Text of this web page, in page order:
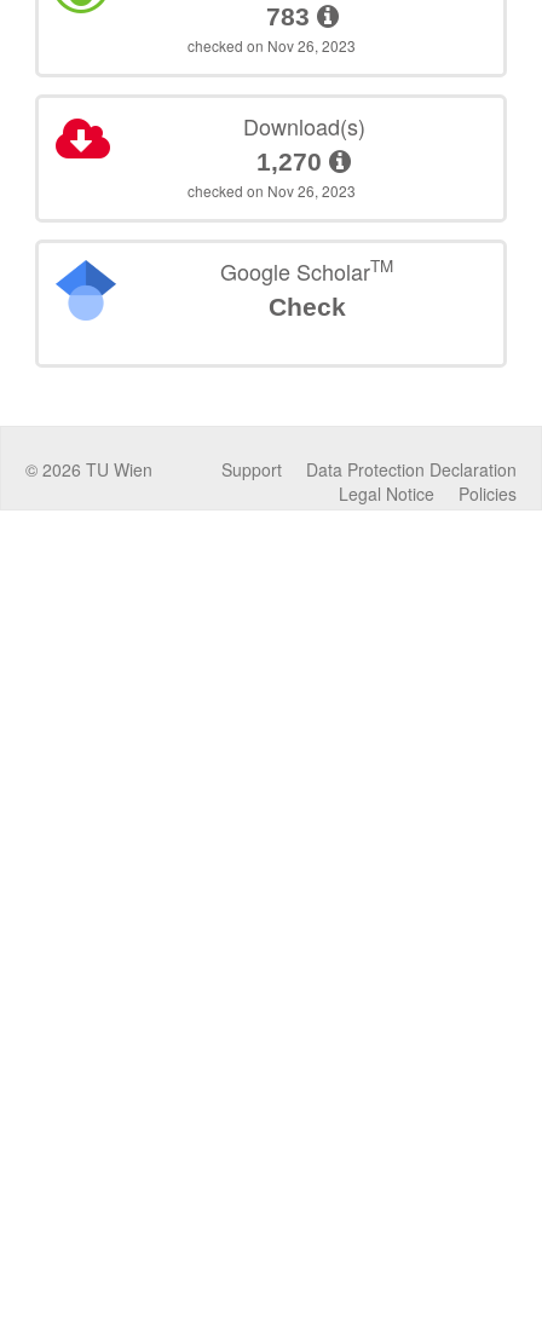
783
checked on Nov 26, 2023
Download(s)
1,270
checked on Nov 26, 2023
Google ScholarTM
Check
© 2026 TU Wien Data Protection Declaration
Support
Policies
Legal Notice